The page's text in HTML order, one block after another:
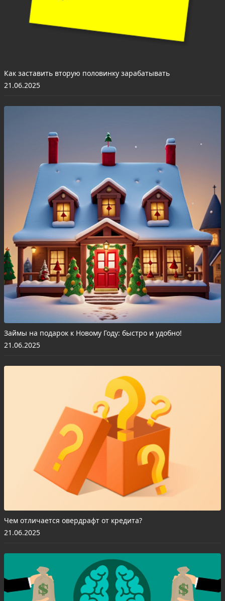
Как заставить вторую половинку зарабатывать
21.06.2025
Займы на подарок к Новому Году: быстро и удобно!
21.06.2025
Чем отличается овердрафт от кредита?
21.06.2025